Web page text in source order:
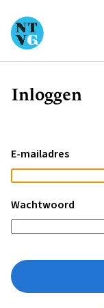
Kruimelpad
Inloggen
E-mailadres
Wachtwoord